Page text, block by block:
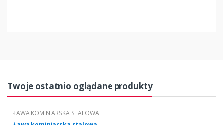
Twoje ostatnio oglądane produkty
ŁAWA KOMINIARSKA STALOWA